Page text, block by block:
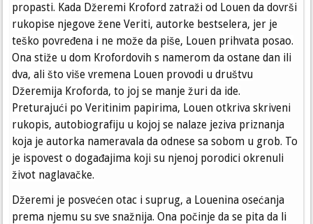
propasti. Kada Džeremi Kroford zatraži od Louen da dovrši
rukopise njegove žene Veriti, autorke bestselera, jer je
teško povređena i ne može da piše, Louen prihvata posao.
Ona stiže u dom Krofordovih s namerom da ostane dan ili
dva, ali što više vremena Louen provodi u društvu
Džeremija Kroforda, to joj se manje žuri da ide.
Preturajući po Veritinim papirima, Louen otkriva skriveni
rukopis, autobiografiju u kojoj se nalaze jeziva priznanja
koja je autorka nameravala da odnese sa sobom u grob. To
je ispovest o događajima koji su njenoj porodici okrenuli
život naglavačke.
Džeremi je posvećen otac i suprug, a Louenina osećanja
prema njemu su sve snažnija. Ona počinje da se pita da li